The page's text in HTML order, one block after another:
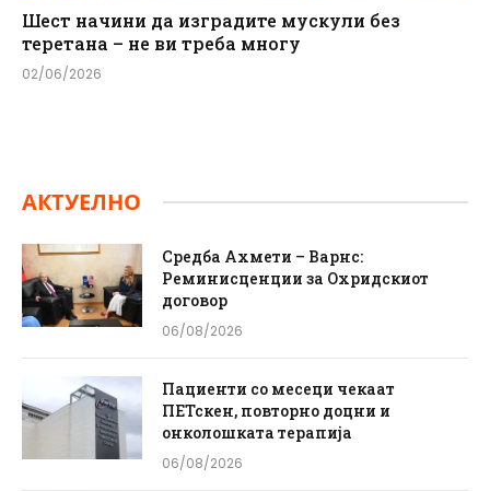
Шест начини да изградите мускули без
теретана – не ви треба многу
02/06/2026
АКТУЕЛНО
Средба Ахмети – Варнс:
Реминисценции за Охридскиот
договор
06/08/2026
Пациенти со месеци чекаат
ПЕТскен, повторно доцни и
онколошката терапија
06/08/2026